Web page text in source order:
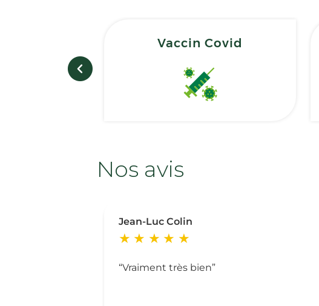
Vaccin Covid
Nos avis
Jean-Luc Colin
Vraiment très bien